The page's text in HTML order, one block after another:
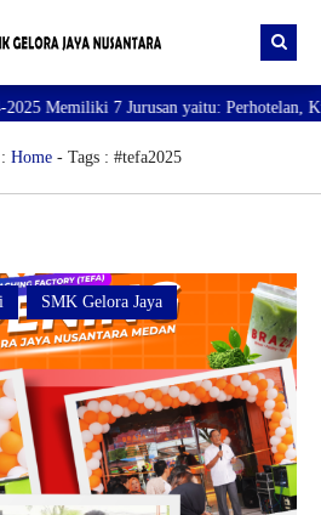
Memiliki 7 Jurusan yaitu: Perhotelan,
Home - Tags : #tefa2025
SMK Gelora Jaya